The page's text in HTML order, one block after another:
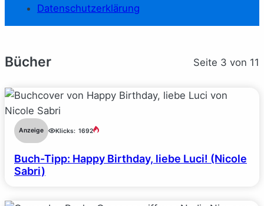
Datenschutzerklärung
Bücher Seite 3 von 11
Anzeige Klicks: 1692
Buch-Tipp: Happy Birthday, liebe Luci! (Nicole
Sabri)